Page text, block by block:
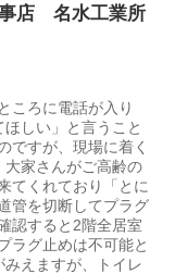
事店 名水工業所
ころに電話が入り
ほしい」と言うこと
ですが、現場に着く
大家さんがご高齢の
てくれており「とに
管を切断してプラグ
認すると2階全居室
ラグ止めは不可能と
えますが、トイレ